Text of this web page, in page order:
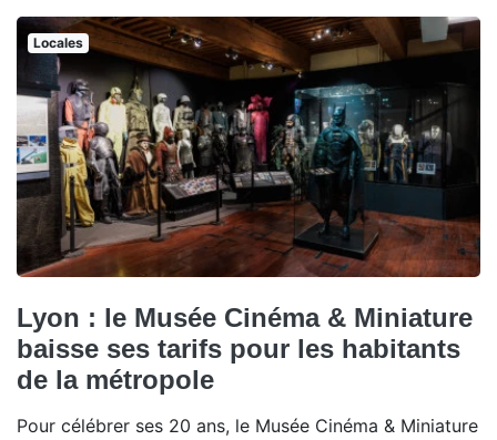
Locales
Lyon : le Musée Cinéma & Miniature
baisse ses tarifs pour les habitants
de la métropole
Pour célébrer ses 20 ans, le Musée Cinéma & Miniature